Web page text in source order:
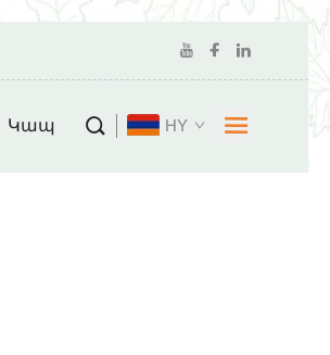
Կապ HY